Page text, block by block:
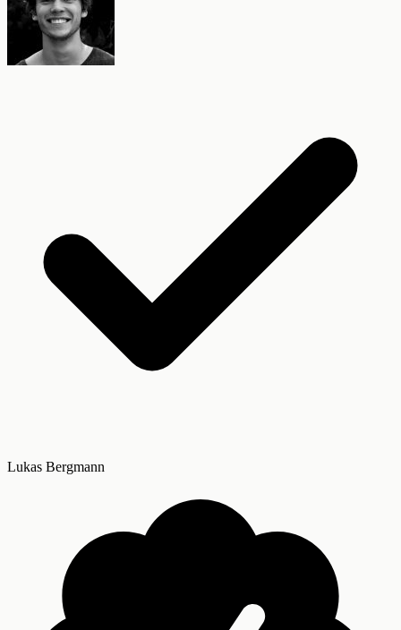
Lukas Bergmann